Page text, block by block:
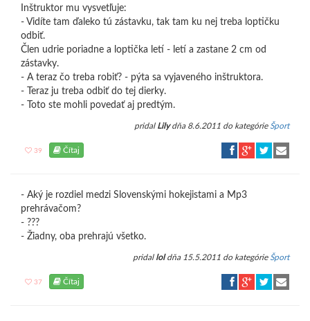
Inštruktor mu vysvetľuje:
- Vidíte tam ďaleko tú zástavku, tak tam ku nej treba loptičku
odbiť.
Člen udrie poriadne a loptička letí - letí a zastane 2 cm od
zástavky.
- A teraz čo treba robiť? - pýta sa vyjaveného inštruktora.
- Teraz ju treba odbiť do tej dierky.
- Toto ste mohli povedať aj predtým.
pridal Lilydňa 8.6.2011 do kategórie Šport
39 Čítaj
- Aký je rozdiel medzi Slovenskými hokejistami a Mp3
prehrávačom?
- ???
- Žiadny, oba prehrajú všetko.
pridal loldňa 15.5.2011 do kategórie Šport
37 Čítaj